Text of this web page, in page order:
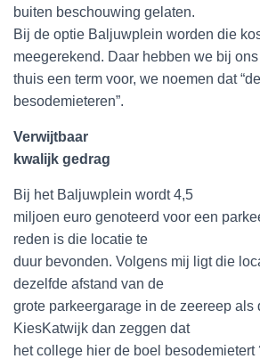
buiten beschouwing gelaten.
Bij de optie Baljuwplein worden die
meegerekend. Daar hebben we bij ons
thuis een term voor, we noemen dat
besodemieteren”.
Verwijtbaar
kwalijk gedrag
Bij het Baljuwplein wordt 4,5
miljoen euro genoteerd voor een
reden is die locatie te
duur bevonden. Volgens mij ligt die
dezelfde afstand van de
grote parkeergarage in de zeereep als
KiesKatwijk dan zeggen dat
het college hier de boel besodemietert